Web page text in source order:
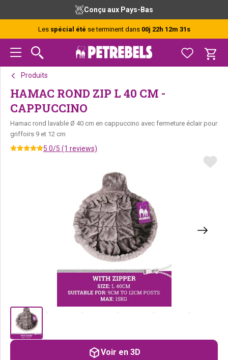
navigation
principale
principal
de
page
Conçu aux Pays-Bas
Les spécial été se terminent dans 00j 22h 12m 31s
Produits
HAMAC ROND ZIP L 40 CM -
CAPPUCCINO
Hamac rond lavable Ø 40 cm en cappuccino avec fermeture éclair pour
griffoirs 9 et 12 cm
5.0/5 (1 reviews)
Voir en 3D